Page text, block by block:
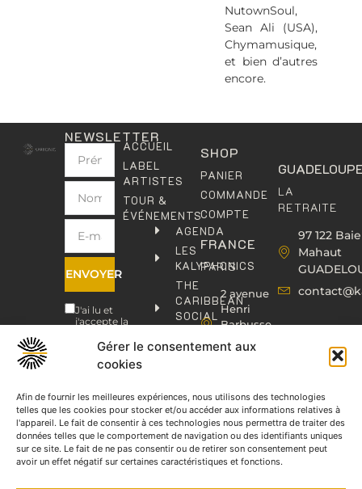
Gérer le consentement aux
cookies
Afin de fournir les meilleures expériences, nous utilisons des technologies
telles que les cookies pour stocker et/ou accéder aux informations relatives à
l'appareil. Le fait de consentir à ces technologies nous permettra de traiter des
données telles que le comportement de navigation ou des identifiants uniques
sur ce site. Le fait de ne pas consentir ou de retirer son consentement peut
avoir un effet négatif sur certaines caractéristiques et fonctions.
NutownSoul,
Sean Ali (USA),
Chymamusique,
et bien d’autres
encore.
NEWSLETTER
ENVOYER
J'ai lu et
j'accepte la
confidentialité
ACCUEIL
LABEL
ARTISTES
TOUR &
ÉVÉNEMENTS
AGENDA
LES
KALYPHONICS
THE
CARIBBEAN
SOCIAL
KAFOLAB
ÉDITION
CONTACT
FRANCE
PARIS
2 avenue
Henri
Barbusse,
93000
BOBIGNY
06
76
46
08
60
SHOP
PANIER
COMMANDE
COMPTE
LA
RETRAITE
97 122 Baie
Mahaut